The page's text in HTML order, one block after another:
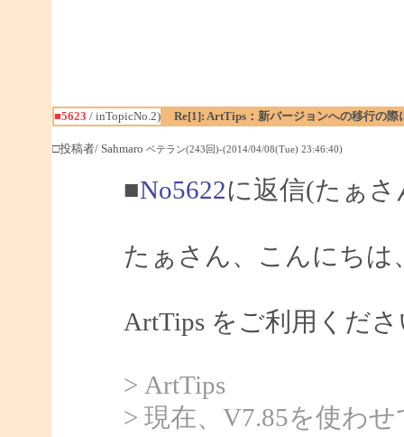
■5623 / inTopicNo.2) Re[1]: ArtTips：新バージョンへの移行の
□投稿者/ Sahmaro ベテラン(243回)-(2014/04/08(Tue) 23:46:40)
■No5622に返信(たぁさ
たぁさん、こんにちは
ArtTips をご利用くだ
> ArtTips
> 現在、V7.85を使わ